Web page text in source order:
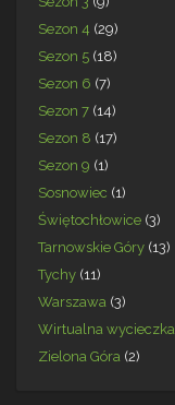
Sezon 4 (29)
Sezon 5 (18)
Sezon 6 (7)
Sezon 7 (14)
Sezon 8 (17)
Sezon 9 (1)
Sosnowiec (1)
Świętochłowice (3)
Tarnowskie Góry (13)
Tychy (11)
Warszawa (3)
Wirtualna wycieczka
Zielona Góra (2)